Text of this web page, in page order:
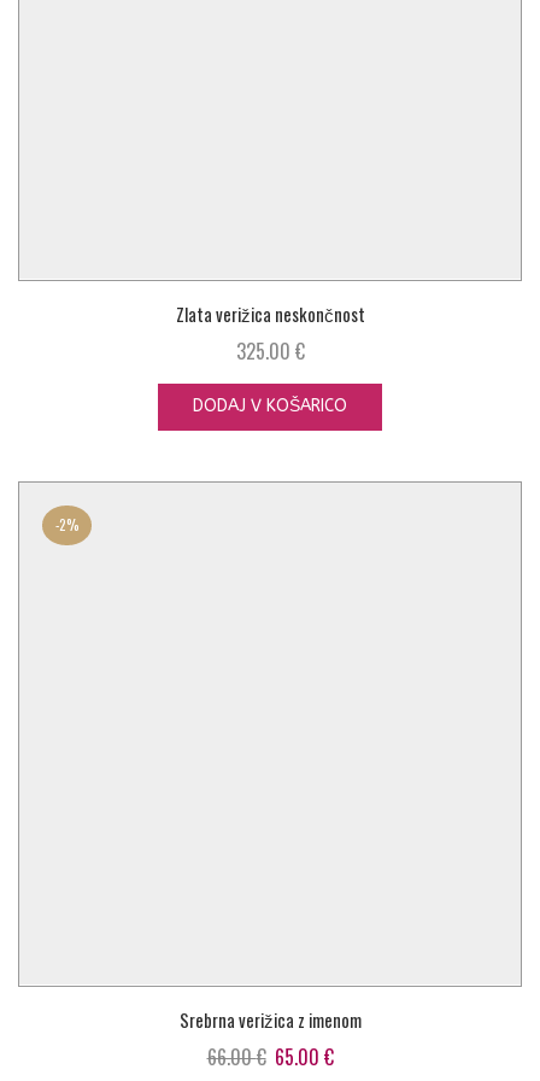
Zlata verižica neskončnost
325.00 €
DODAJ V KOŠARICO
-2%
Srebrna verižica z imenom
66.00€ Izvirna
65.00 €Trenutna